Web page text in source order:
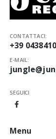
CONTATTACI:
+39
E-MAIL:
SEGUICI
Menu